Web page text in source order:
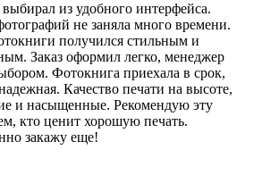
из удобного интерфейса.
не заняла много времени.
получился стильным и
Заказ оформил легко, менеджер
Фотокнига приехала в срок,
Качество печати на высоте,
и насыщенные. Рекомендую эту
кто ценит хорошую печать.
закажу еще!